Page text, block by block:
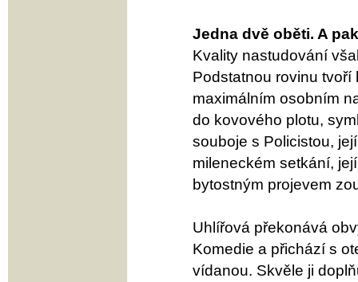
Jedna dvě oběti. A
Kvality nastudování
Podstatnou rovinu
maximálním osobním
do kovového plotu,
souboje s Policistou,
mileneckém setkání,
bytostným projevem
Uhlířová překonává
Komedie a přichází s
vídanou. Skvěle ji